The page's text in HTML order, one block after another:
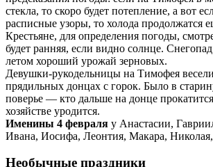
стекла, то скоро будет потепление, а вот
расписные узоры, то холода продолжатся
Крестьяне, для определения погоды,
будет ранняя, если видно солнце.
летом хороший урожай зерновых.
Девушки-рукодельницы на Тимофея
прядильных донцах с горок. Было в
поверье — кто дальше на донце
хозяйстве уродится.
Именины 4 февраля у Анастасии,
Ивана, Иосифа, Леонтия, Макара,
Необычные праздники